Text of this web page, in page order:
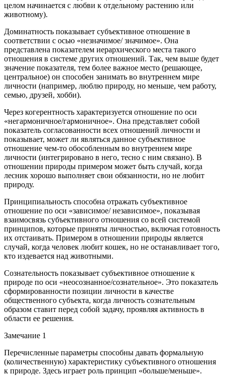
целом начинается с любви к отдельному растению или
животному).
Доминатность показывает субъективное отношение в
соответствии с осью «незначимое/ значимое». Она
представлена показателем иерархического места такого
отношения в системе других отношений. Так, чем выше будет
значение показателя, тем более важное место (решающее,
центральное) он способен занимать во внутреннем мире
личности (например, люблю природу, но меньше, чем работу,
семью, друзей, хобби).
Через когерентность характеризуется отношение по оси
«негармоничное/гармоничное». Она представляет собой
показатель согласованности всех отношений личности и
показывает, может ли являться данное субъективное
отношение чем-то обособленным во внутреннем мире
личности (интегрировано в него, тесно с ним связано). В
отношении природы примером может быть случай, когда
лесник хорошо выполняет свои обязанности, но не любит
природу.
Принципиальность способна отражать субъективное
отношение по оси «зависимое/ независимое», показывая
взаимосвязь субъективного отношения со всей системой
принципов, которые приняты личностью, включая готовность
их отстаивать. Примером в отношении природы является
случай, когда человек любит кошек, но не останавливает того,
кто издевается над животными.
Сознательность показывает субъективное отношение к
природе по оси «неосознанное/сознательное». Это показатель
сформированности позиции личности в качестве
общественного субъекта, когда личность сознательным
образом ставит перед собой задачу, проявляя активность в
области ее решения.
Замечание 1
Перечисленные параметры способны давать формальную
(количественную) характеристику субъективного отношения
к природе. Здесь играет роль принцип «больше/меньше».